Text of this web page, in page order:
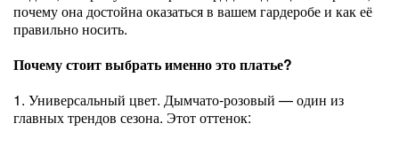
почему она достойна оказаться в вашем гардеробе и как её
правильно носить.
Почему стоит выбрать именно это платье?
1. Универсальный цвет. Дымчато‑розовый — один из
главных трендов сезона. Этот оттенок: